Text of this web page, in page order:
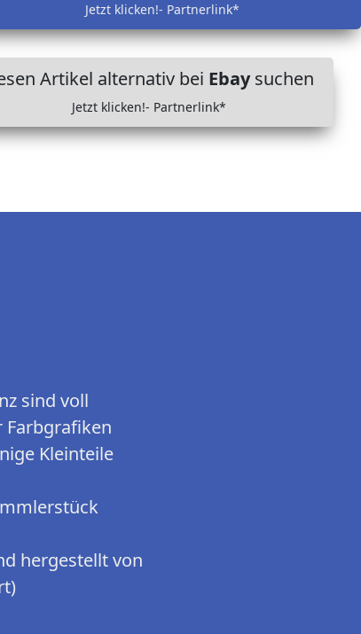
Jetzt klicken!- Partnerlink*
Artikel alternativ bei Ebaysuchen
Jetzt klicken!- Partnerlink*
sind voll
Farbgrafiken
Kleinteile
hergestellt von